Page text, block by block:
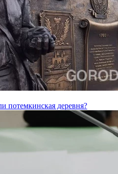
потемкинская деревня?